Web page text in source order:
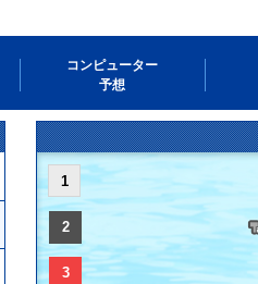
コンピューター
予想
1
2
3